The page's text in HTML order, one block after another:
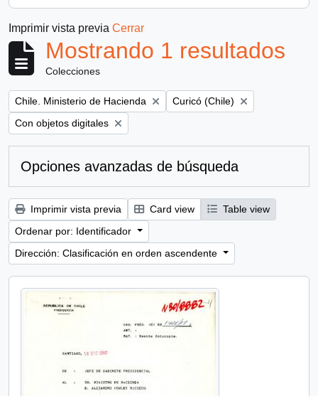
Imprimir vista previa Cerrar
Mostrando 1 resultados
Colecciones
Remove filter:
Chile. Ministerio de Hacienda Remove filter:
Curicó (Chile)
Remove filter:
Con objetos digitales
Opciones avanzadas de búsqueda
Imprimir vista previa Card view
Table view
Ordenar por: Identificador
Dirección: Clasificación en orden ascendente